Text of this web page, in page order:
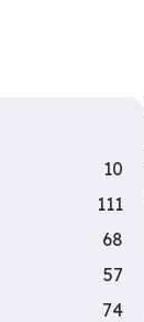
10
111
68
57
74